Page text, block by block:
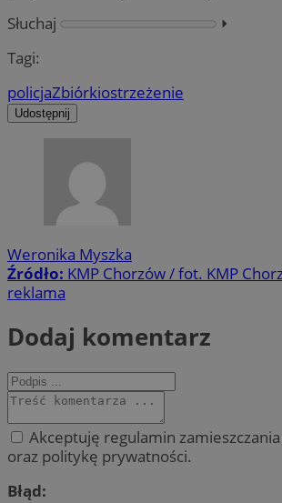
Słuchaj
⏵︎
Tagi:
policjaZbiórkiostrzeżenie
Udostępnij
Weronika Myszka
Źródło: KMP Chorzów / fot. KMP
reklama
Dodaj komentarz
Akceptuję regulamin
oraz politykę prywatności.
Błąd: